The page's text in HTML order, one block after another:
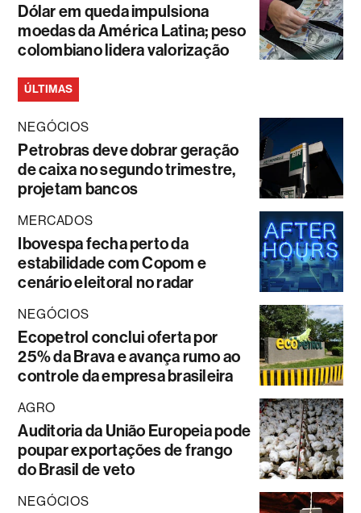
Dólar em queda impulsiona
moedas da América Latina; peso
colombiano lidera valorização
ÚLTIMAS
NEGÓCIOS
Petrobras deve dobrar geração
de caixa no segundo trimestre,
projetam bancos
MERCADOS
Ibovespa fecha perto da
estabilidade com Copom e
cenário eleitoral no radar
NEGÓCIOS
Ecopetrol conclui oferta por
25% da Brava e avança rumo ao
controle da empresa brasileira
AGRO
Auditoria da União Europeia pode
poupar exportações de frango
do Brasil de veto
NEGÓCIOS